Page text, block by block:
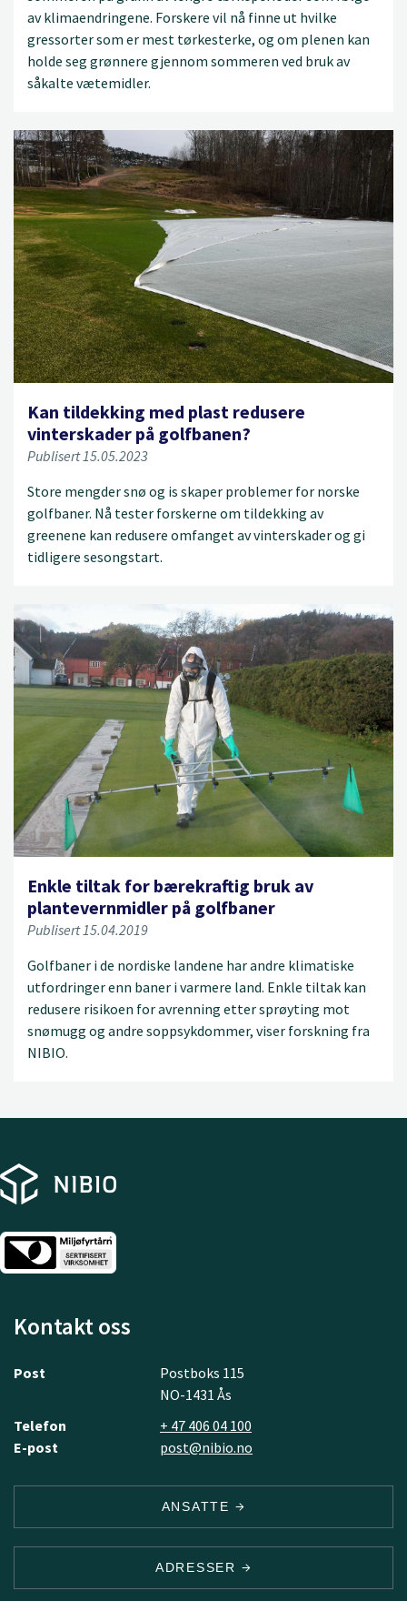
av klimaendringene. Forskere vil nå finne ut hvilke
gressorter som er mest tørkesterke, og om plenen kan
holde seg grønnere gjennom sommeren ved bruk av
såkalte vætemidler.
Kan tildekking med plast redusere
vinterskader på golfbanen?
Publisert 15.05.2023
Store mengder snø og is skaper problemer for norske
golfbaner. Nå tester forskerne om tildekking av
greenene kan redusere omfanget av vinterskader og gi
tidligere sesongstart.
Enkle tiltak for bærekraftig bruk av
plantevernmidler på golfbaner
Publisert 15.04.2019
Golfbaner i de nordiske landene har andre klimatiske
utfordringer enn baner i varmere land. Enkle tiltak kan
redusere risikoen for avrenning etter sprøyting mot
snømugg og andre soppsykdommer, viser forskning fra
NIBIO.
Kontakt oss
Post
Postboks 115
NO-1431 Ås
Telefon
+ 47 406 04 100
E-post
post@nibio.no
ANSATTE
ADRESSER